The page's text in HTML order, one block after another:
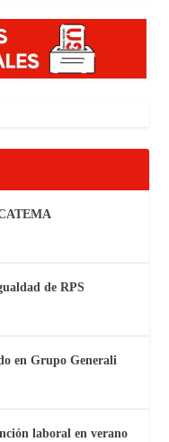
de RPS
en Grupo Generali
laboral en verano